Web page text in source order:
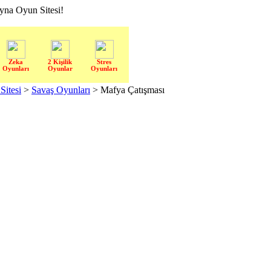
Oyun Sitesi!
Zeka
Oyunları
2 Kişilik
Oyunlar
Stres
Oyunları
> Savaş Oyunları > Mafya Çatışması